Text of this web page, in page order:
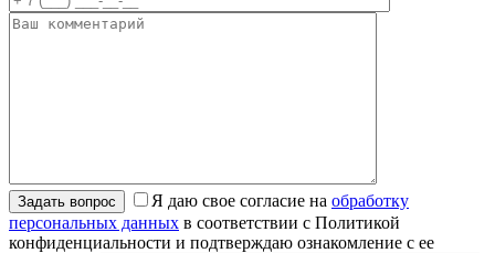
Я даю свое согласие на обработку
персональных данных в соответствии с Политикой
конфиденциальности и подтверждаю ознакомление с ее